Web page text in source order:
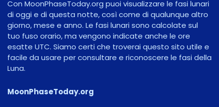
Con MoonPhaseToday.org puoi visualizzare le fasi lunari
di oggi e di questa notte, così come di qualunque altro
giorno, mese e anno. Le fasi lunari sono calcolate sul
tuo fuso orario, ma vengono indicate anche le ore
esatte UTC. Siamo certi che troverai questo sito utile e
facile da usare per consultare e riconoscere le fasi della
Luna.
MoonPhaseToday.org